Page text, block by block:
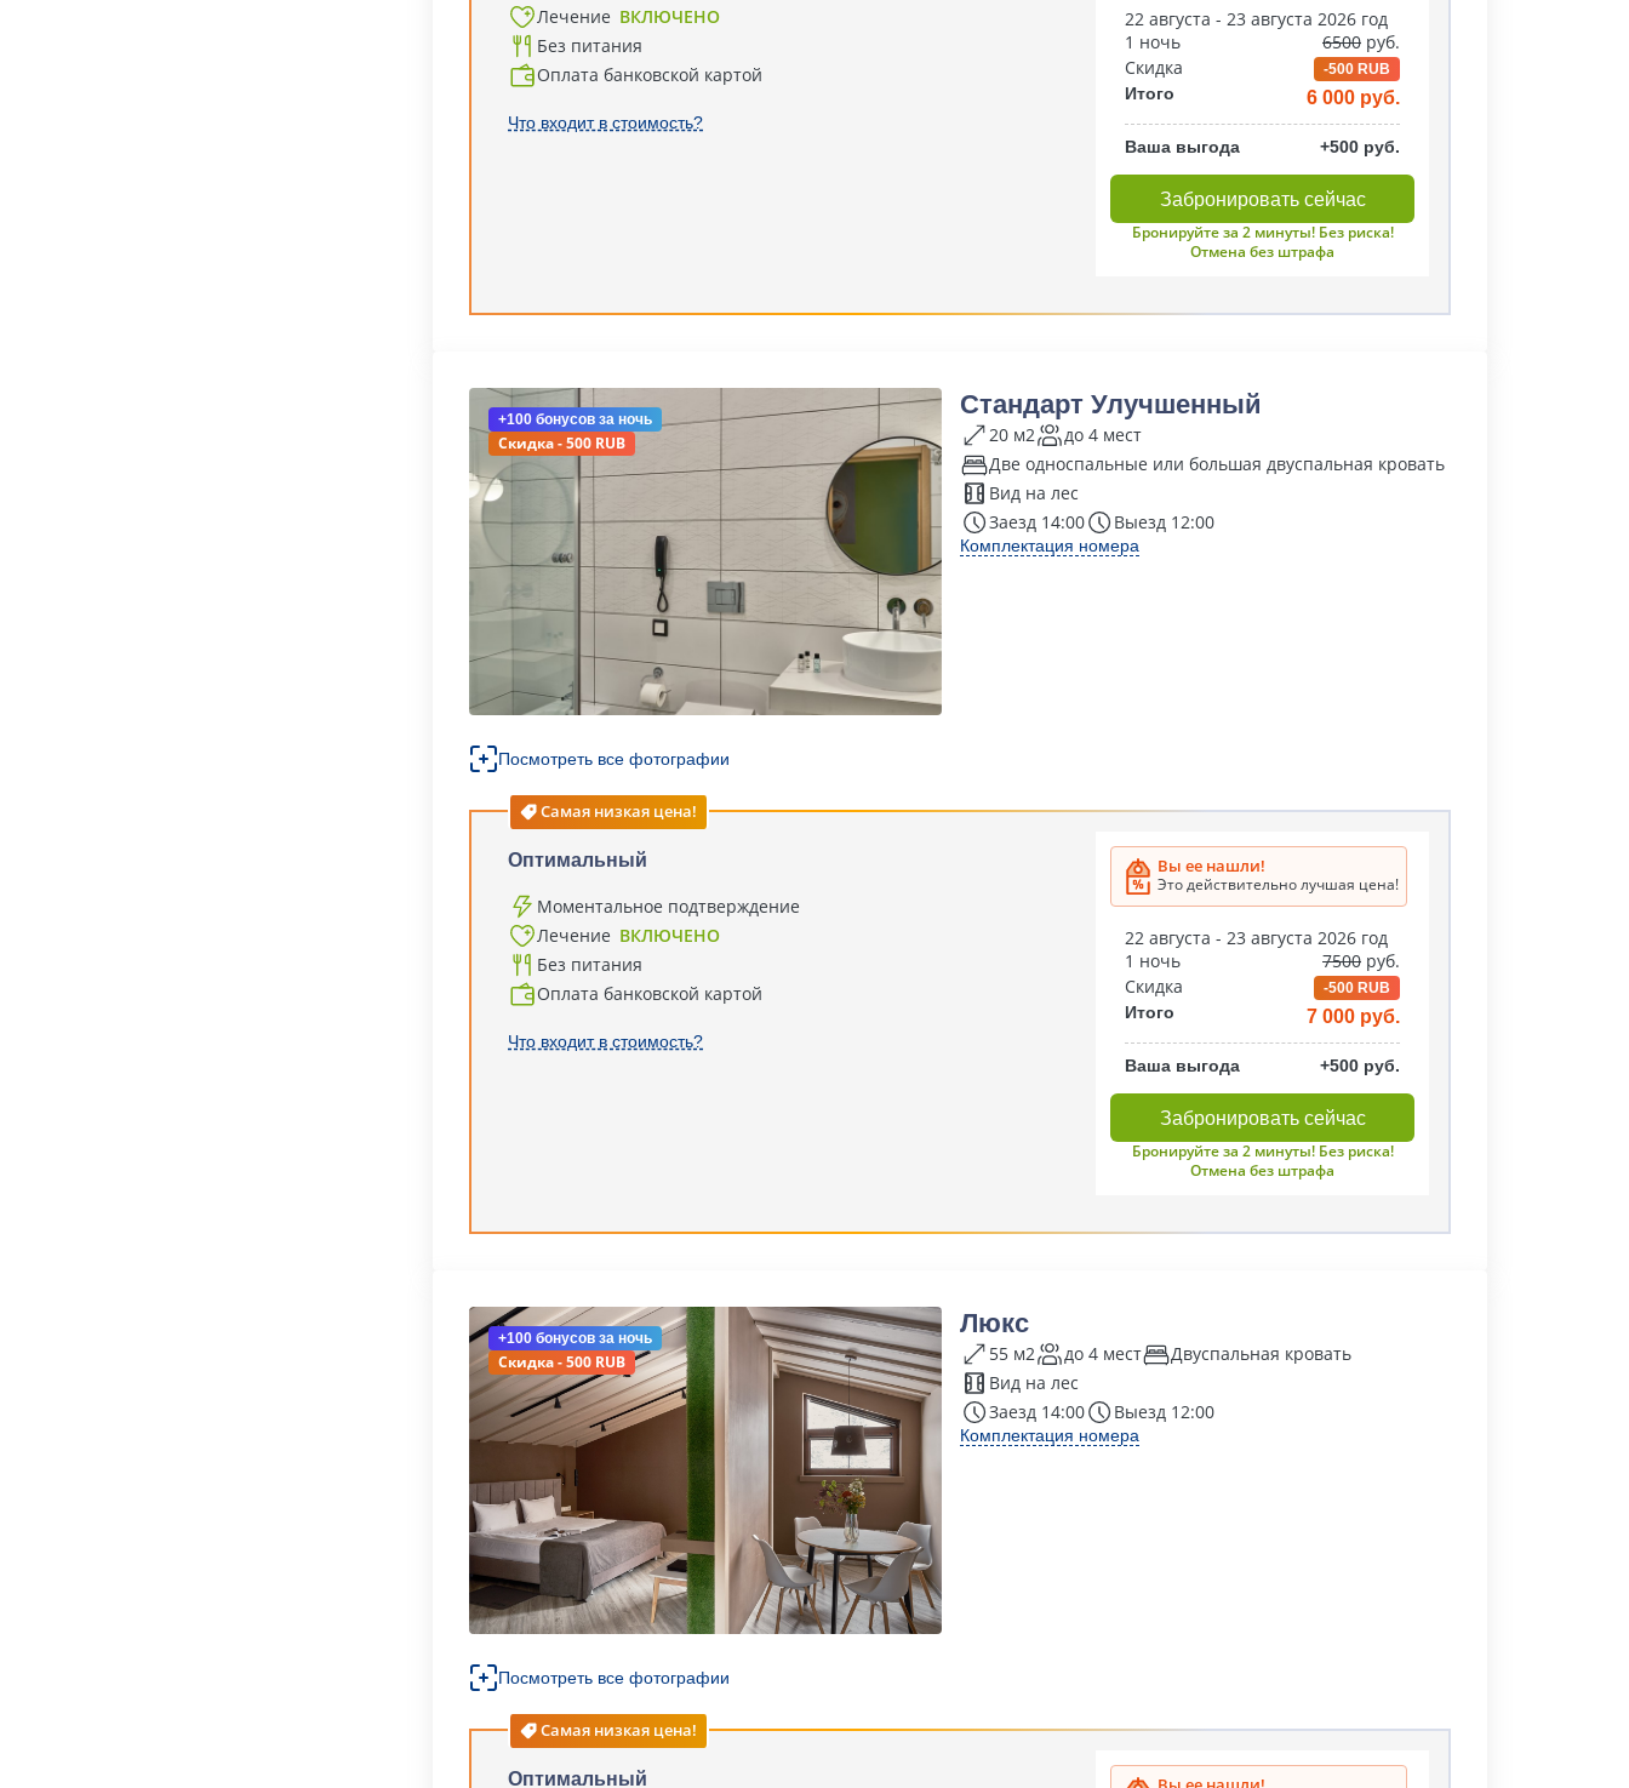
Лечение ВКЛЮЧЕНО
Без питания
Оплата банковской картой
Что входит в стоимость?
22 августа - 23 августа 2026 год
1 ночь
6500 руб.
Скидка
-500 RUB
Итого 6 000 руб.
Ваша выгода +500 руб.
Забронировать сейчас
Бронируйте за 2 минуты! Без риска!
Отмена без штрафа
+100 бонусов за ночь
Скидка - 500 RUB
Посмотреть все фотографии
Стандарт Улучшенный
20 м2
до 4 мест
Две односпальные или большая двуспальная кровать
Вид на лес
Заезд 14:00
Выезд 12:00
Комплектация номера
Самая низкая цена!
Оптимальный
Моментальное подтверждение
Лечение ВКЛЮЧЕНО
Без питания
Оплата банковской картой
Что входит в стоимость?
Вы ее нашли!
Это действительно лучшая цена!
22 августа - 23 августа 2026 год
1 ночь
7500 руб.
Скидка
-500 RUB
Итого 7 000 руб.
Ваша выгода +500 руб.
Забронировать сейчас
Бронируйте за 2 минуты! Без риска!
Отмена без штрафа
+100 бонусов за ночь
Скидка - 500 RUB
Посмотреть все фотографии
Люкс
55 м2 до 4 мест
Двуспальная кровать
Вид на лес
Заезд 14:00
Выезд 12:00
Комплектация номера
Самая низкая цена!
Оптимальный